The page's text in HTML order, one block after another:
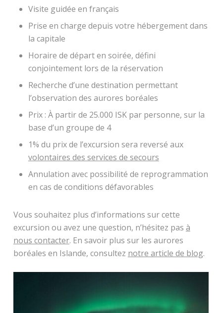
Visite guidée en français
Prise en charge depuis votre hébergement dans
la capitale
Horaire de départ en soirée, défini
conjointement lors de la réservation
Recherche d’une destination permettant
l’observation des aurores boréales
Prix : À partir de 25.000 ISK par personne, sur la
base d’un groupe de 4
1% du prix de l’excursion sera reversé aux
volontaires des services de secours
Annulation avec possibilité de reprogrammation
en cas de conditions défavorables
Vous souhaitez plus d’informations sur cette
excursion ou avez une question, n’hésitez pas à
nous contacter. En savoir plus sur les aurores
boréales en Islande, consultez notre article de blog.
Play Video